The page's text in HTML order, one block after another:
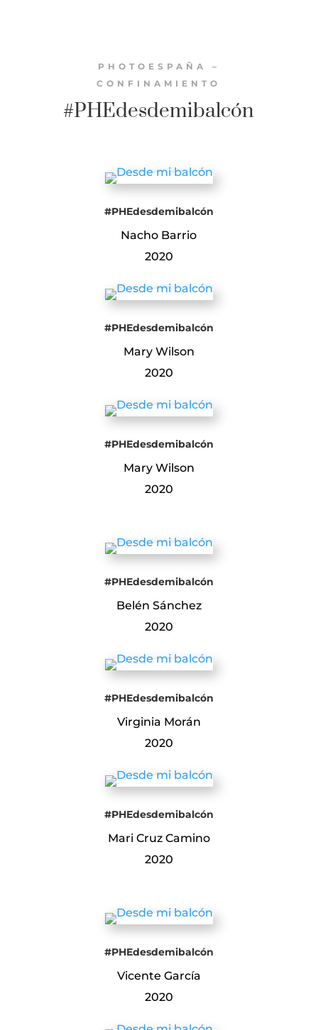
PHOTOESPAÑA –
CONFINAMIENTO
#PHEdesdemibalcón
#PHEdesdemibalcón
Nacho Barrio
2020
#PHEdesdemibalcón
Mary Wilson
2020
#PHEdesdemibalcón
Mary Wilson
2020
#PHEdesdemibalcón
Belén Sánchez
2020
#PHEdesdemibalcón
Virginia Morán
2020
#PHEdesdemibalcón
Mari Cruz Camino
2020
#PHEdesdemibalcón
Vicente García
2020